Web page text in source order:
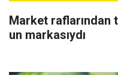
Market raflarından
un markasıydı